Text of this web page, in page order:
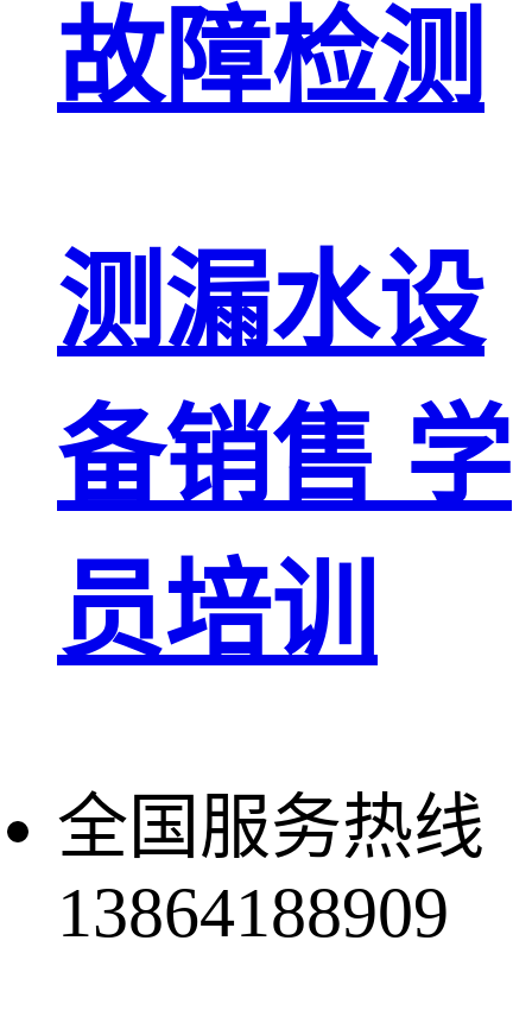
故障检测
测漏水设
备销售 学
员培训
全国服务热线
13864188909